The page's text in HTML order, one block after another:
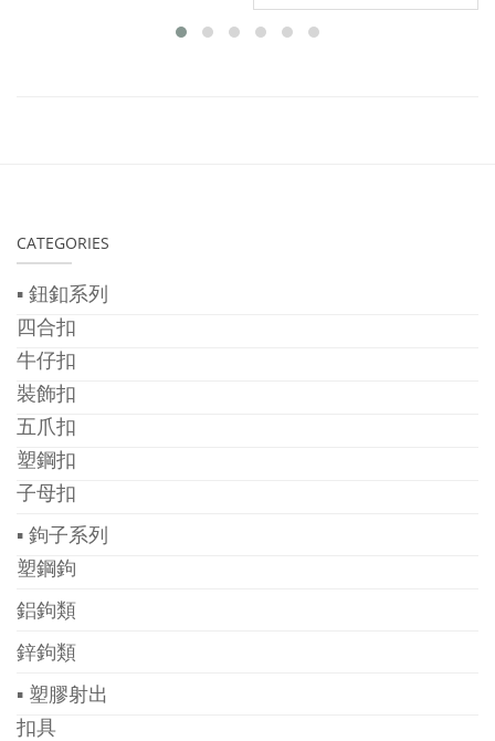
CATEGORIES
▪ 鈕釦系列
四合扣
牛仔扣
裝飾扣
五爪扣
塑鋼扣
子母扣
▪ 鉤子系列
塑鋼鉤
鋁鉤類
鋅鉤類
▪ 塑膠射出
扣具